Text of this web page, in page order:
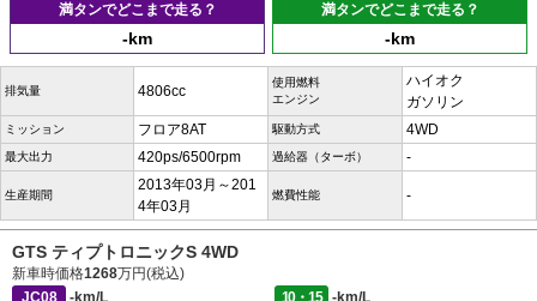
満タンでどこまで走る？
-km
満タンでどこまで走る？
-km
排気量 4806cc
使用燃料
エンジン
ハイオク
ガソリン
ミッション フロア8AT 駆動方式 4WD
最大出力 420ps/6500rpm 過給器（ターボ） -
生産期間
2013年03月～201
4年03月
燃費性能 -
GTS ティプトロニックS 4WD
新車時価格1268万円(税込)